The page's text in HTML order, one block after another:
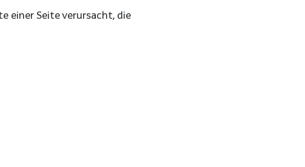
einer Seite verursacht, die